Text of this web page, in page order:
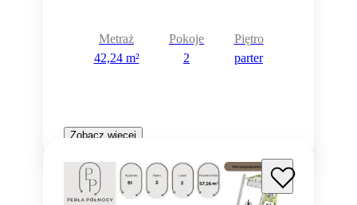
Metraż
42,24 m²
Pokoje
2
Piętro
parter
Zobacz więcej